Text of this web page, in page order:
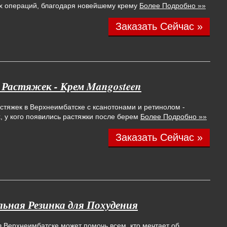
операций, благодаря новейшему крему Более Подробно »»
Заказать Сейчас »
- Крем Mangosteen
в Верхнеимбатске с ксанотонами и ретинолом -
у кого появились растяжки после берем Более Подробно »»
Заказать Сейчас »
Резинка для Похудения